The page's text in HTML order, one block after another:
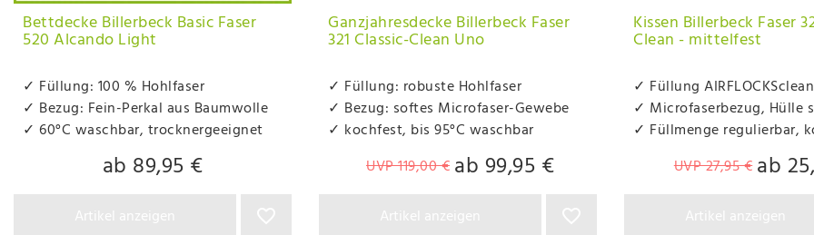
Bettdecke Billerbeck Basic Faser
520 Alcando Light
✓ Füllung: 100 % Hohlfaser
✓ Bezug: Fein-Perkal aus Baumwolle
✓ 60°C waschbar, trocknergeeignet
ab 89,95 €
Ganzjahresdecke Billerbeck Faser
321 Classic-Clean Uno
✓ Füllung: robuste Hohlfaser
✓ Bezug: softes Microfaser-Gewebe
✓ kochfest, bis 95°C waschbar
UVP 119,00 € ab 99,95 €
Kissen Billerbeck Faser
Clean - mittelfest
✓ Füllung
✓ Microfaserbezug, Hülle
✓ Füllmenge regulierbar,
UVP 27,95 € ab